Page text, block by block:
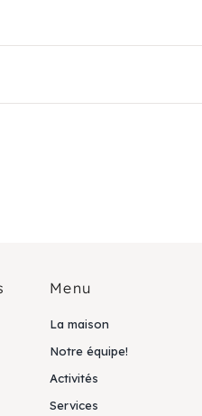
Menu
La maison
Notre équipe!
Activités
Services